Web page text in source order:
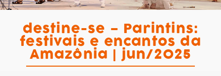
destine-se – Parintins:
festivais e encantos da
Amazônia | jun/2025